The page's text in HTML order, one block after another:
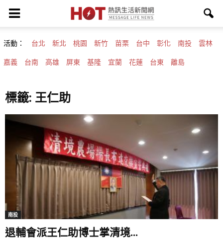
活動： 台北 新北 桃園 新竹 苗栗 台中 彰化 南投 雲林
嘉義 台南 高雄 屏東 基隆 宜蘭 花蓮 台東 離島
標籤: 王仁助
南投
退輔會派王仁助博士掌清境...